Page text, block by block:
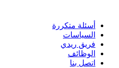
أسئلة متكررة
السياسات
فريق ريدي
الوظائف
اتصل بنا